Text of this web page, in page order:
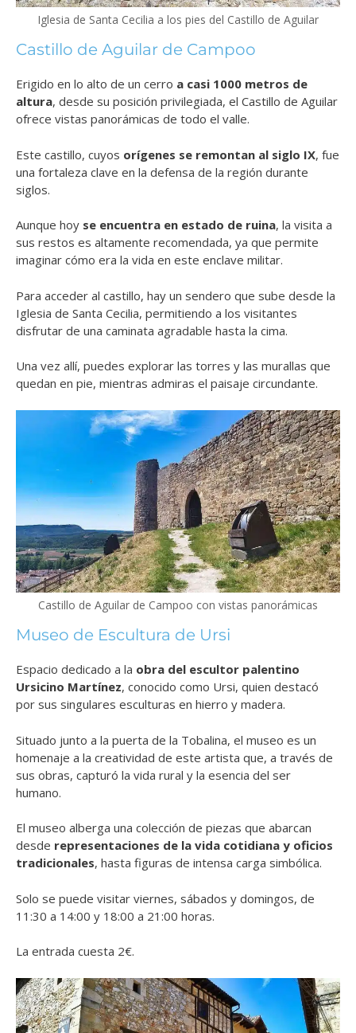
Iglesia de Santa Cecilia a los pies del Castillo de Aguilar
Castillo de Aguilar de Campoo
Erigido en lo alto de un cerro a casi 1000 metros de
altura, desde su posición privilegiada, el Castillo de Aguilar
ofrece vistas panorámicas de todo el valle.
Este castillo, cuyos orígenes se remontan al siglo IX, fue
una fortaleza clave en la defensa de la región durante
siglos.
Aunque hoy se encuentra en estado de ruina, la visita a
sus restos es altamente recomendada, ya que permite
imaginar cómo era la vida en este enclave militar.
Para acceder al castillo, hay un sendero que sube desde la
Iglesia de Santa Cecilia, permitiendo a los visitantes
disfrutar de una caminata agradable hasta la cima.
Una vez allí, puedes explorar las torres y las murallas que
quedan en pie, mientras admiras el paisaje circundante.
Castillo de Aguilar de Campoo con vistas panorámicas
Museo de Escultura de Ursi
Espacio dedicado a la obra del escultor palentino
Ursicino Martínez, conocido como Ursi, quien destacó
por sus singulares esculturas en hierro y madera.
Situado junto a la puerta de la Tobalina, el museo es un
homenaje a la creatividad de este artista que, a través de
sus obras, capturó la vida rural y la esencia del ser
humano.
El museo alberga una colección de piezas que abarcan
desde representaciones de la vida cotidiana y oficios
tradicionales, hasta figuras de intensa carga simbólica.
Solo se puede visitar viernes, sábados y domingos, de
11:30 a 14:00 y 18:00 a 21:00 horas.
La entrada cuesta 2€.